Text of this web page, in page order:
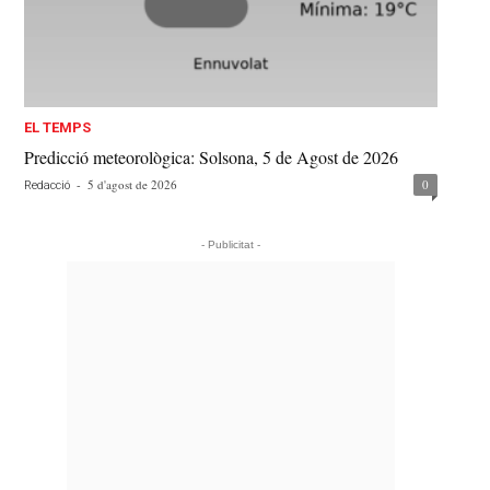
EL TEMPS
Predicció meteorològica: Solsona, 5 de Agost de 2026
Redacció - 5 d'agost de 2026 0
- Publicitat -